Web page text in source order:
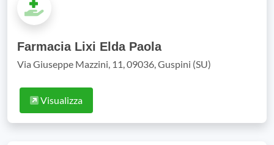
Farmacia Lixi Elda Paola
Via Giuseppe Mazzini, 11, 09036, Guspini (SU)
Visualizza